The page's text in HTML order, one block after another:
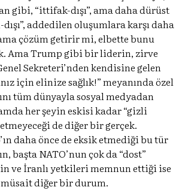
gibi, “ittifak-dışı”, ama daha dürüst
addedilen oluşumlara karşı daha
çözüm getirir mi, elbette bunu
Ama Trump gibi bir liderin, zirve
Sekreteri’nden kendisine gelen
için elinize sağlık!” meyanında özel
tüm dünyayla sosyal medyadan
her şeyin eskisi kadar “gizli
de diğer bir gerçek.
daha önce de eksik etmediği bu tür
başta NATO’nun çok da “dost”
ve İranlı yetkileri memnun ettiği ise
diğer bir durum.